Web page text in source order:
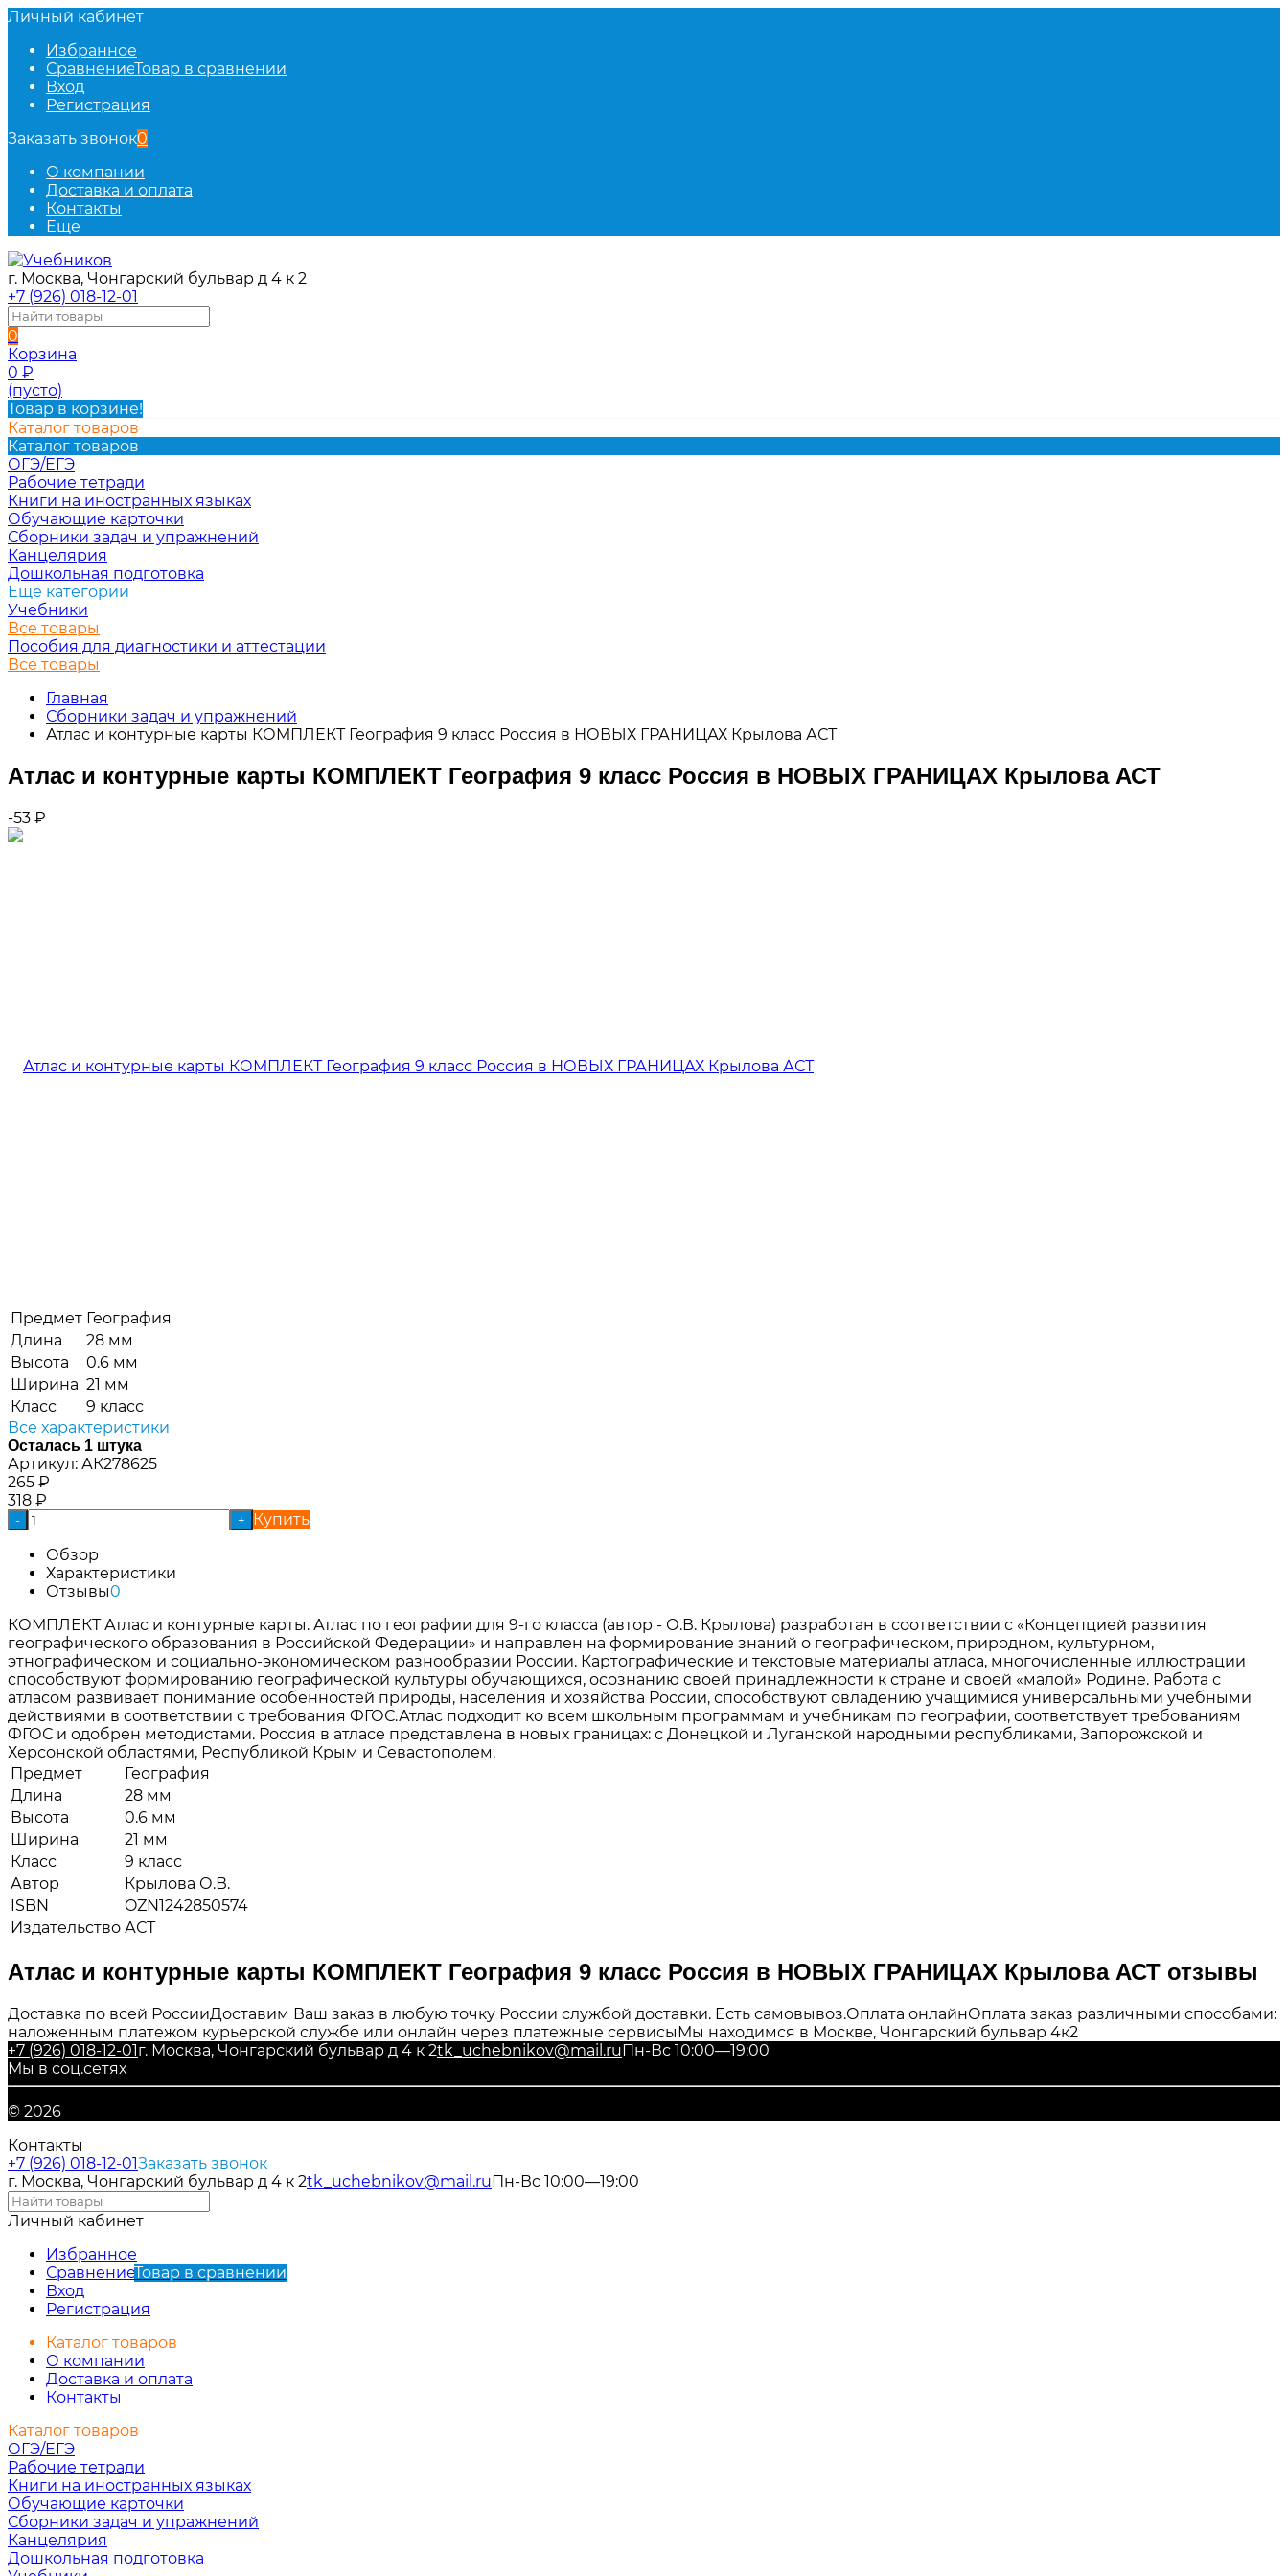
Личный кабинет
Избранное
СравнениеТовар в сравнении
Вход
Регистрация
Заказать звонок0
О компании
Доставка и оплата
Контакты
Еще
г. Москва, Чонгарский бульвар д 4 к 2
+7 (926) 018-12-01
0
Корзина
0 ₽
(пусто)
Товар в корзине!
Каталог товаров
Каталог товаров
ОГЭ/ЕГЭ
Рабочие тетради
Книги на иностранных языках
Обучающие карточки
Сборники задач и упражнений
Канцелярия
Дошкольная подготовка
Еще категории
Учебники
Все товары
Пособия для диагностики и аттестации
Все товары
Главная
Сборники задач и упражнений
Атлас и контурные карты КОМПЛЕКТ География 9 класс Россия в НОВЫХ ГРАНИЦАХ Крылова АСТ
Атлас и контурные карты КОМПЛЕКТ География 9 класс Россия в НОВЫХ ГРАНИЦАХ Крылова АСТ
-53 ₽
Предмет География
Длина
28 мм
Высота
0.6 мм
Ширина 21 мм
Класс
9 класс
Все характеристики
Осталась 1 штука
Артикул: АК278625
265 ₽
318 ₽
- +
Купить
Обзор
Характеристики
Отзывы0
КОМПЛЕКТ Атлас и контурные карты. Атлас по географии для 9-го класса (автор - О.В. Крылова) разработан в соответствии с «Концепцией развития
географического образования в Российской Федерации» и направлен на формирование знаний о географическом, природном, культурном,
этнографическом и социально-экономическом разнообразии России. Картографические и текстовые материалы атласа, многочисленные иллюстрации
способствуют формированию географической культуры обучающихся, осознанию своей принадлежности к стране и своей «малой» Родине. Работа с
атласом развивает понимание особенностей природы, населения и хозяйства России, способствуют овладению учащимися универсальными учебными
действиями в соответствии с требования ФГОС.Атлас подходит ко всем школьным программам и учебникам по географии, соответствует требованиям
ФГОС и одобрен методистами. Россия в атласе представлена в новых границах: с Донецкой и Луганской народными республиками, Запорожской и
Херсонской областями, Республикой Крым и Севастополем.
Предмет
География
Длина
28 мм
Высота
0.6 мм
Ширина
21 мм
Класс
9 класс
Автор
Крылова О.В.
ISBN
OZN1242850574
Издательство АСТ
Атлас и контурные карты КОМПЛЕКТ География 9 класс Россия в НОВЫХ ГРАНИЦАХ Крылова АСТ отзывы
Доставка по всей РоссииДоставим Ваш заказ в любую точку России службой доставки. Есть самовывоз.Оплата онлайнОплата заказ различными способами:
наложенным платежом курьерской службе или онлайн через платежные сервисыМы находимся в Москве, Чонгарский бульвар 4к2
+7 (926) 018-12-01г. Москва, Чонгарский бульвар д 4 к 2tk_uchebnikov@mail.ruПн-Вс 10:00—19:00
Мы в соц.сетях
© 2026
Контакты
+7 (926) 018-12-01Заказать звонок
г. Москва, Чонгарский бульвар д 4 к 2tk_uchebnikov@mail.ruПн-Вс 10:00—19:00
Личный кабинет
Избранное
СравнениеТовар в сравнении
Вход
Регистрация
Каталог товаров
О компании
Доставка и оплата
Контакты
Каталог товаров
ОГЭ/ЕГЭ
Рабочие тетради
Книги на иностранных языках
Обучающие карточки
Сборники задач и упражнений
Канцелярия
Дошкольная подготовка